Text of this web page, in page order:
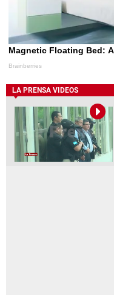
LA PRENSA VIDEOS